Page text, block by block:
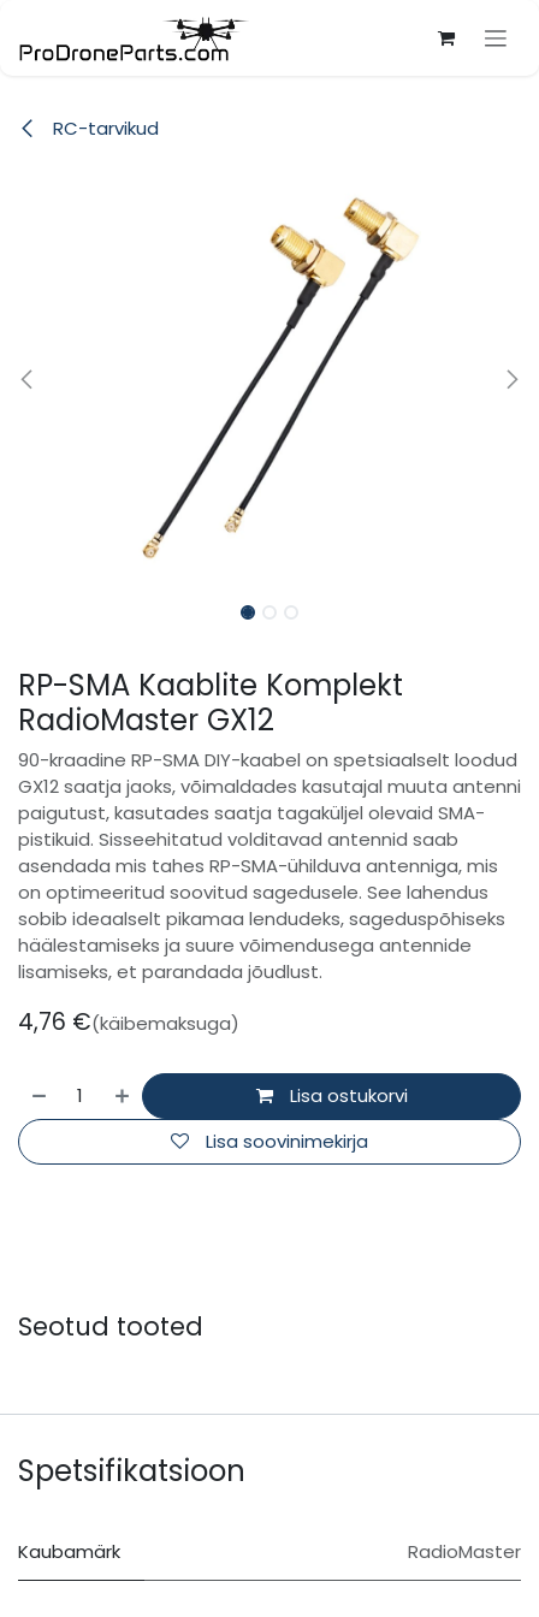
RC-tarvikud
RP-SMA Kaablite Komplekt
RadioMaster GX12
90-kraadine RP-SMA DIY-kaabel on spetsiaalselt loodud
GX12 saatja jaoks, võimaldades kasutajal muuta antenni
paigutust, kasutades saatja tagaküljel olevaid SMA-
pistikuid. Sisseehitatud volditavad antennid saab
asendada mis tahes RP-SMA-ühilduva antenniga, mis
on optimeeritud soovitud sagedusele. See lahendus
sobib ideaalselt pikamaa lendudeks, sageduspõhiseks
häälestamiseks ja suure võimendusega antennide
lisamiseks, et parandada jõudlust.
4,76 €(käibemaksuga)
Lisa ostukorvi
Lisa soovinimekirja
Seotud tooted
Spetsifikatsioon
Kaubamärk RadioMaster